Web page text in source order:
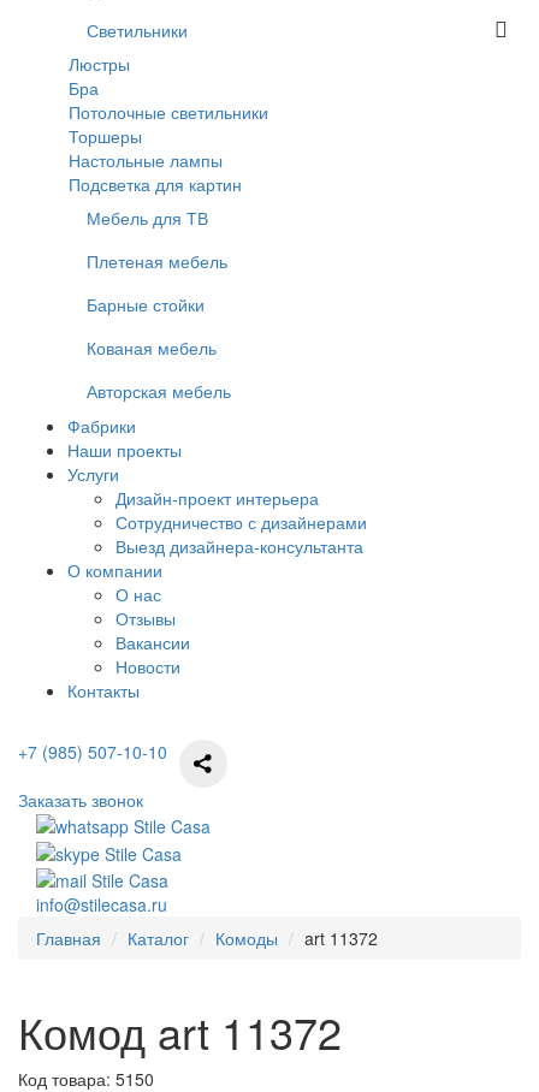
Светильники
Люстры
Бра
Потолочные светильники
Торшеры
Настольные лампы
Подсветка для картин
Мебель для ТВ
Плетеная мебель
Барные стойки
Кованая мебель
Авторская мебель
Фабрики
Наши проекты
Услуги
Дизайн-проект интерьера
Сотрудничество с дизайнерами
Выезд дизайнера-консультанта
О компании
О нас
Отзывы
Вакансии
Новости
Контакты
+7 (985) 507-10-10
Заказать звонок
info@stilecasa.ru
Главная
Каталог Комоды art 11372
Комод art 11372
Код товара: 5150